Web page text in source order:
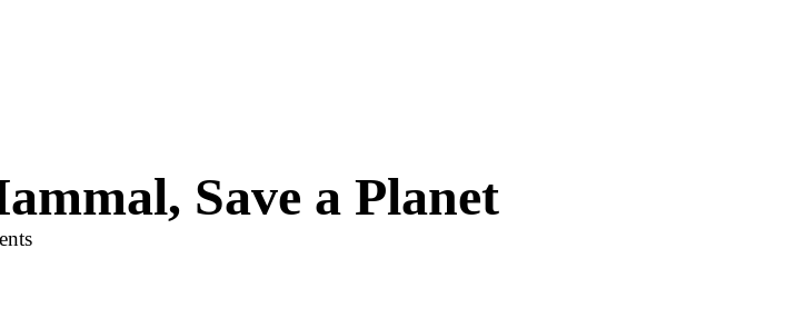
Save a Planet